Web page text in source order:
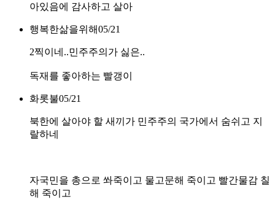
아있음에 감사하고 살아
행복한삶을위해05/21
2찍이네..민주주의가 싫은..
독재를 좋아하는 빨갱이
화롯불05/21
북한에 살아야 할 새끼가 민주주의 국가에서 숨쉬고 지
랄하네
자국민을 총으로 쏴죽이고 물고문해 죽이고 빨간물감 칠
해 죽이고